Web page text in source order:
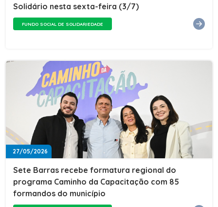
Solidário nesta sexta-feira (3/7)
FUNDO SOCIAL DE SOLIDARIEDADE
27/05/2026
Sete Barras recebe formatura regional do
programa Caminho da Capacitação com 85
formandos do município